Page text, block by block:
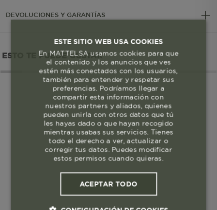
DEVOLUCIONES Y GARANTÍAS
ESTO TE PUEDE GUSTAR
ESTE SITIO WEB USA COOKIES
En MATTELSA usamos cookies para que
el contenido y los anuncios que ves
estén más conectados con los usuarios,
también para entender y respetar sus
preferencias. Podríamos llegar a
compartir esta información con
nuestros partners y aliados, quienes
pueden unirla con otros datos que tú
les hayas dado o que hayan recogido
mientras usabas sus servicios. Tienes
todo el derecho a ver, actualizar o
corregir tus datos. Puedes modificar
estos permisos cuando quieras.
ACEPTAR TODO